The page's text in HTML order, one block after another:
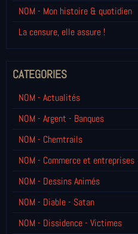
NOM - Mon histoire & quotidien
La censure, elle assure !
CATEGORIES
NOM - Actualités
NOM - Argent - Banques
NOM - Chemtrails
NOM - Commerce et entreprises
NOM - Dessins Animés
NOM - Diable - Satan
NOM - Dissidence - Victimes